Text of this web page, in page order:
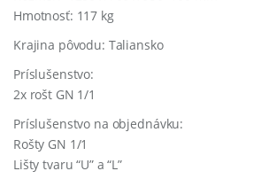
Hmotnosť: 117 kg
Krajina pôvodu: Taliansko
Príslušenstvo:
2x rošt GN 1/1
Príslušenstvo na objednávku:
Rošty GN 1/1
Lišty tvaru “U” a “L”